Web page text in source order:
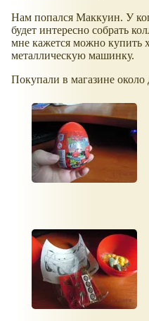
Нам попался Маккуин. У
будет интересно собрать
мне кажется можно
металлическую машинку.
Покупали в магазине около